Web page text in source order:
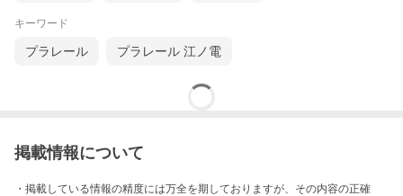
キーワード
プラレール プラレール 江ノ電
掲載情報について
・掲載している情報の精度には万全を期しておりますが、その内容の正確